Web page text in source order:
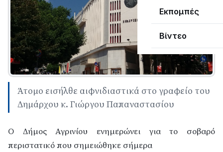
Εκπομπές
Βίντεο
Άτομο εισήλθε αιφνιδιαστικά στο γραφείο του
Δημάρχου κ. Γιώργου Παπαναστασίου
Ο Δήμος Αγρινίου ενημερώνει για το σοβαρό
περιστατικό που σημειώθηκε σήμερα